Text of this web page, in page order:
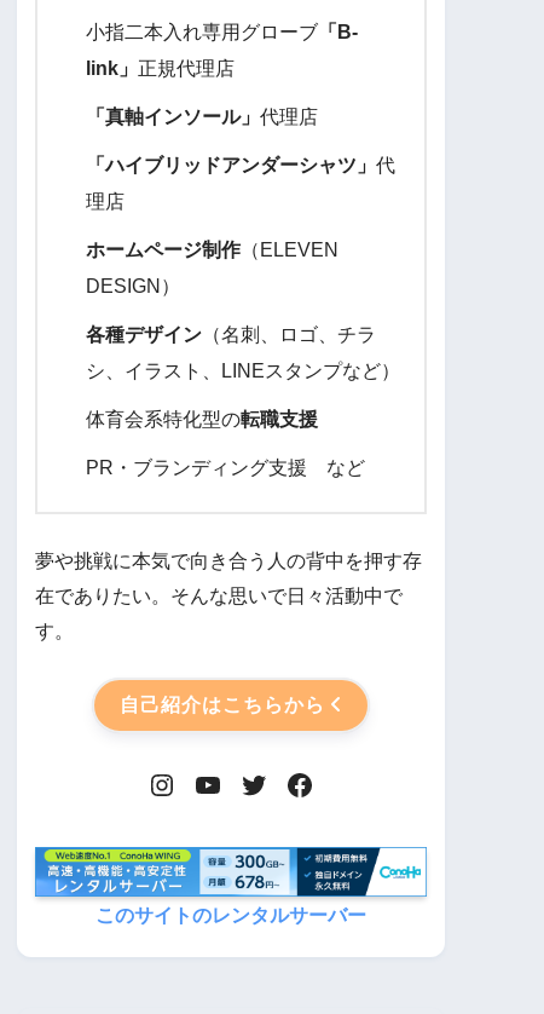
小指二本入れ専用グローブ「B-
link」 正規代理店
「真軸インソール」 代理店
「ハイブリッドアンダーシャツ」 代
理店
ホームページ制作（ELEVEN
DESIGN）
各種デザイン（名刺、ロゴ、チラ
シ、イラスト、LINEスタンプなど）
体育会系特化型の転職支援
PR・ブランディング支援 など
夢や挑戦に本気で向き合う人の背中を押す存
在でありたい。そんな思いで日々活動中で
す。
自己紹介はこちらから
このサイトのレンタルサーバー